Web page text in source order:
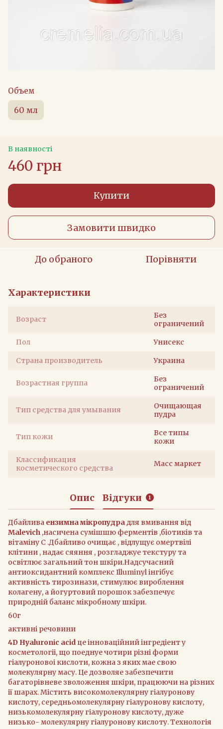
Объем
60 мл
В наявності
460 грн
Купити
Замовити швидко
До обраного Порівняти
Характеристики
Возраст
Без
ограничений
Пол Унисекс
Страна производитель Украина
Возрастная группа
Без
ограничений
Тип средства для умывания
Очищающая
пудра
Тип кожи
Все типы
кожи
Классификация
косметического средства
Масс маркет
Опис Відгуки 1
Дбайлива ензимна мікропудрадля вмивання від
Malevich ,насичена сумішшю ферментів ,біотиків та
вітаміну С .Дбайливо очищає , відлущує омертвілі
клітини , надає сяяння , розгладжуе текстуру та
освітлює загальний тон шкіри.Надсучасний
антиоксидантний комплекс Illuminyl інгібує
активність тирозинази, стимулює вироблення
колагену, а йогуртовий порошок забезпечує
природній баланс мікробному шкіри.
60г
активні речовини
4D Hyaluronic acid це iнновацiйний iнгредiент у
косметологii, що поеднуе чотири рiзнi форми
гiалуроновоi кислоти, кожна з яких мае свою
молекулярну масу. Це дозволяе забезпечити
багаторiвневе зволоження шкiри, працюючи на рiзних
iї шарах. Мiстить високомолекулярну гiалуронову
кислоту, середньомолекулярну гiалуронову кислоту,
низькомолекулярну гiалуронову кислоту, дуже
низько- молекулярну гiалуронову кислоту. Технологiя